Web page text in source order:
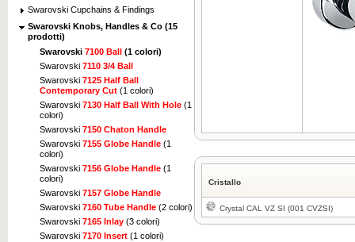
Swarovski Cupchains & Findings
Swarovski Knobs, Handles & Co (15
prodotti)
Swarovski 7100 Ball (1 colori)
Swarovski 7110 3/4 Ball
Swarovski 7125 Half Ball
Contemporary Cut (1 colori)
Swarovski 7130 Half Ball With Hole (1
colori)
Swarovski 7150 Chaton Handle
Swarovski 7155 Globe Handle (1
colori)
Swarovski 7156 Globe Handle (1
colori)
Swarovski 7157 Globe Handle
Swarovski 7160 Tube Handle (2 colori)
Swarovski 7165 Inlay (3 colori)
Swarovski 7170 Insert (1 colori)
Cristallo
Crystal CAL VZ SI (001 CVZSI)